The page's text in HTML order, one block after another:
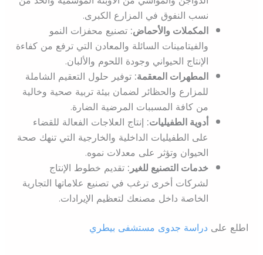
نسب النفوق في المزارع الكبرى.
المكملات والأحماض:تصنيع محفزات النمو
والفيتامينات السائلة والمعادن التي ترفع من كفاءة
الإنتاج الحيواني وجودة اللحوم والألبان.
المطهرات المعقمة:توفير حلول التعقيم الشاملة
للمزارع والحظائر لضمان بيئة تربية صحية وخالية
من كافة المسببات المرضية الضارة.
أدوية الطفيليات:إنتاج العلاجات الفعالة للقضاء
على الطفيليات الداخلية والخارجية التي تنهك صحة
الحيوان وتؤثر على معدلات نموه.
خدمات التصنيع للغير:تقديم خطوط الإنتاج
لشركات أخرى ترغب في تصنيع علاماتها التجارية
الخاصة داخل مصنعك لتعظيم الإيرادات.
اطلع على دراسة جدوى مستشفى بيطري